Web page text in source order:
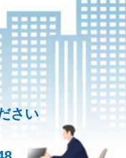
さい